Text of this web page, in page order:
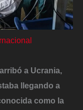
a Ucrania,
llegando a
como la